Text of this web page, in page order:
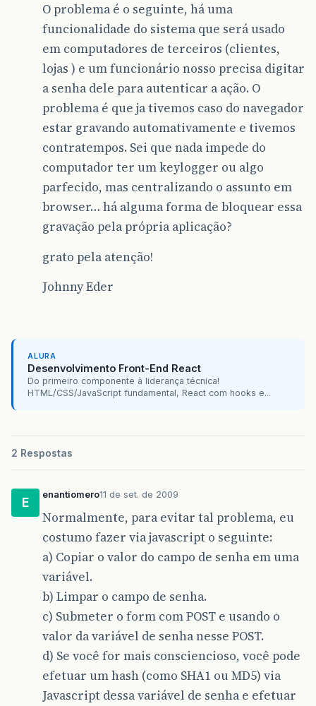
O problema é o seguinte, há uma
funcionalidade do sistema que será usado
em computadores de terceiros (clientes,
lojas ) e um funcionário nosso precisa digitar
a senha dele para autenticar a ação. O
problema é que ja tivemos caso do navegador
estar gravando automativamente e tivemos
contratempos. Sei que nada impede do
computador ter um keylogger ou algo
parfecido, mas centralizando o assunto em
browser… há alguma forma de bloquear essa
gravação pela própria aplicação?
grato pela atenção!
Johnny Eder
ALURA
Desenvolvimento Front-End React
Do primeiro componente à liderança técnica!
HTML/CSS/JavaScript fundamental, React com hooks e...
2 Respostas
E
enantiomero11 de set. de 2009
Normalmente, para evitar tal problema, eu
costumo fazer via javascript o seguinte:
a) Copiar o valor do campo de senha em uma
variável.
b) Limpar o campo de senha.
c) Submeter o form com POST e usando o
valor da variável de senha nesse POST.
d) Se você for mais consciencioso, você pode
efetuar um hash (como SHA1 ou MD5) via
Javascript dessa variável de senha e efetuar